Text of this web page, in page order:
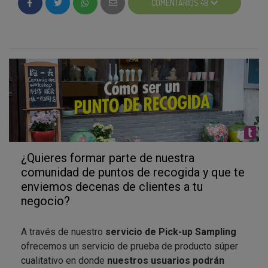
3- El responsable del negociointroducirá su código
en la casilla indicada.
4- Valida la acción.
¡Listo! Ya puedes probar tu producto :D
Testamus nos podrás dar tu opinión cuando lo hayas
probado
¿Teneis ganas de probar “Que cocine Luigi”?
COMENTARIOS 48
¿Quieres formar parte de nuestra
comunidad de puntos de recogida y que te
enviemos decenas de clientes a tu
negocio?
A través de nuestro servicio de Pick-up Sampling
ofrecemos un servicio de prueba de producto súper
cualitativo en donde nuestros usuarios podrán